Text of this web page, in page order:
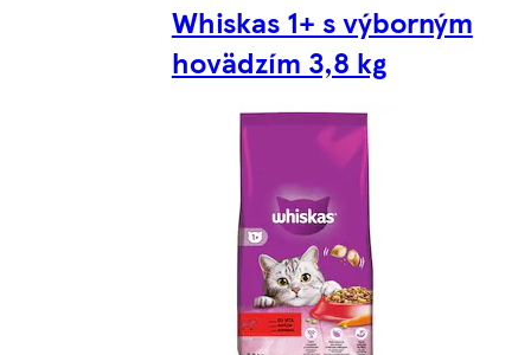
Whiskas 1+ s výborným
hovädzím 3,8 kg